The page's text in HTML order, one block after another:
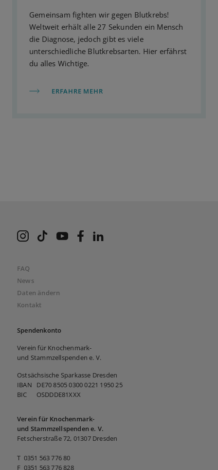
Gemeinsam fighten wir gegen Blutkrebs!
Weltweit erhält alle 27 Sekunden ein Mensch
die Diagnose, jedoch gibt es viele
unterschiedliche Blutkrebsarten. Hier erfährst
du alles Wichtige.
ERFAHRE MEHR
VKS bei Instagram
VKS bei TikTok
VKS bei Youtube
VKS bei Facebook
FAQ
News
Daten ändern
Kontakt
Spendenkonto
Verein für Knochenmark-
und Stammzellspenden e. V.
Ostsächsische Sparkasse Dresden
IBAN DE70 8505 0300 0221 1950 25
BIC OSDDDE81XXX
Verein für Knochenmark-
und Stammzellspenden e. V.
Fetscherstraße 72, 01307 Dresden
T 0351 563 776 80
F 0351 563 776 828